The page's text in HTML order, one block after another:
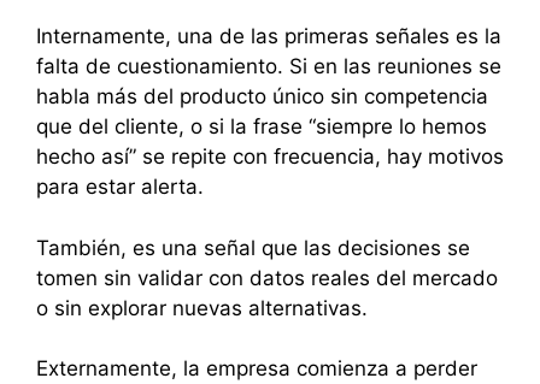
Internamente, una de las primeras señales es la
falta de cuestionamiento. Si en las reuniones se
habla más del producto único sin competencia
que del cliente, o si la frase “siempre lo hemos
hecho así” se repite con frecuencia, hay motivos
para estar alerta.
También, es una señal que las decisiones se
tomen sin validar con datos reales del mercado
o sin explorar nuevas alternativas.
Externamente, la empresa comienza a perder